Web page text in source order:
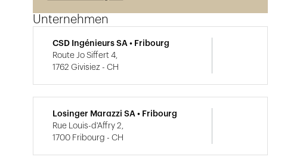
Unternehmen
CSD Ingénieurs SA • Fribourg
Route Jo Siffert 4,
1762 Givisiez - CH
Losinger Marazzi SA • Fribourg
Rue Louis-d'Affry 2,
1700 Fribourg - CH